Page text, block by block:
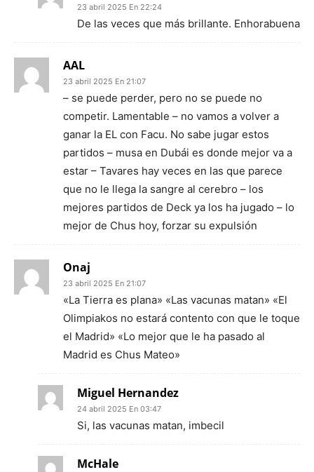
23 abril 2025 En 22:24
De las veces que más brillante. Enhorabuena
AAL
23 abril 2025 En 21:07
– se puede perder, pero no se puede no
competir. Lamentable – no vamos a volver a
ganar la EL con Facu. No sabe jugar estos
partidos – musa en Dubái es donde mejor va a
estar – Tavares hay veces en las que parece
que no le llega la sangre al cerebro – los
mejores partidos de Deck ya los ha jugado – lo
mejor de Chus hoy, forzar su expulsión
Onaj
23 abril 2025 En 21:07
«La Tierra es plana» «Las vacunas matan» «El
Olimpiakos no estará contento con que le toque
el Madrid» «Lo mejor que le ha pasado al
Madrid es Chus Mateo»
Miguel Hernandez
24 abril 2025 En 03:47
Si, las vacunas matan, imbecil
McHale